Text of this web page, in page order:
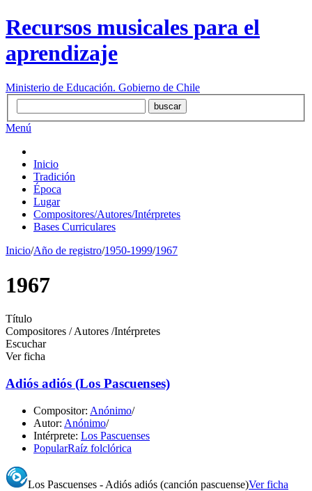
Recursos musicales para el
aprendizaje
Ministerio de Educación. Gobierno de Chile
Menú
Inicio
Tradición
Época
Lugar
Compositores/Autores/Intérpretes
Bases Curriculares
Inicio/Año de registro/1950-1999/1967
1967
Título
Compositores / Autores /Intérpretes
Escuchar
Ver ficha
Adiós adiós (Los Pascuenses)
Compositor: Anónimo/
Autor: Anónimo/
Intérprete: Los Pascuenses
PopularRaíz folclórica
Los Pascuenses - Adiós adiós (canción pascuense)Ver ficha